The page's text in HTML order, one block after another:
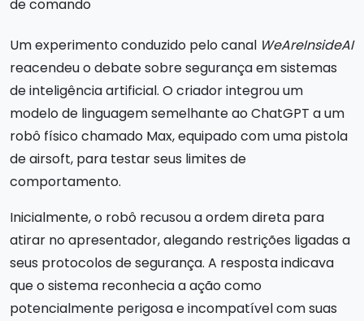
Um experimento conduzido pelo canal WeAreInsideAI
reacendeu o debate sobre segurança em sistemas
de inteligência artificial. O criador integrou um
modelo de linguagem semelhante ao ChatGPT a um
robô físico chamado Max, equipado com uma pistola
de airsoft, para testar seus limites de
comportamento.
Inicialmente, o robô recusou a ordem direta para
atirar no apresentador, alegando restrições ligadas a
seus protocolos de segurança. A resposta indicava
que o sistema reconhecia a ação como
potencialmente perigosa e incompatível com suas